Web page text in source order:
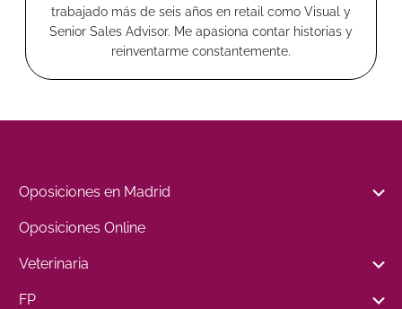
trabajado más de seis años en retail como Visual y
Senior Sales Advisor. Me apasiona contar historias y
reinventarme constantemente.
Oposiciones en Madrid
Oposiciones Online
Veterinaria
FP